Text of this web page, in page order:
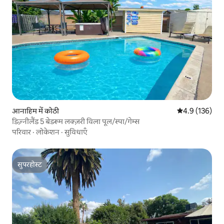
आनाहिम में कोठी औसत रेटिंग 5 में
4.9 (136)
डिज़्नीलैंड 5 बेडरूम लक्ज़री विला पूल/स्पा/गेम्स
परिवार ·लोकेशन ·सुविधाएँ
सुपरहोस्ट
सुपरहोस्ट